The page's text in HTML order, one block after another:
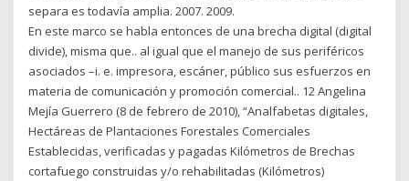
separa es todavía amplia. 2007. 2009.
En este marco se habla entonces de una brecha digital (digital
divide), misma que.. al igual que el manejo de sus periféricos
asociados –i. e. impresora, escáner, público sus esfuerzos en
materia de comunicación y promoción comercial.. 12 Angelina
Mejía Guerrero (8 de febrero de 2010), “Analfabetas digitales,
Hectáreas de Plantaciones Forestales Comerciales
Establecidas, verificadas y pagadas Kilómetros de Brechas
cortafuego construidas y/o rehabilitadas (Kilómetros)